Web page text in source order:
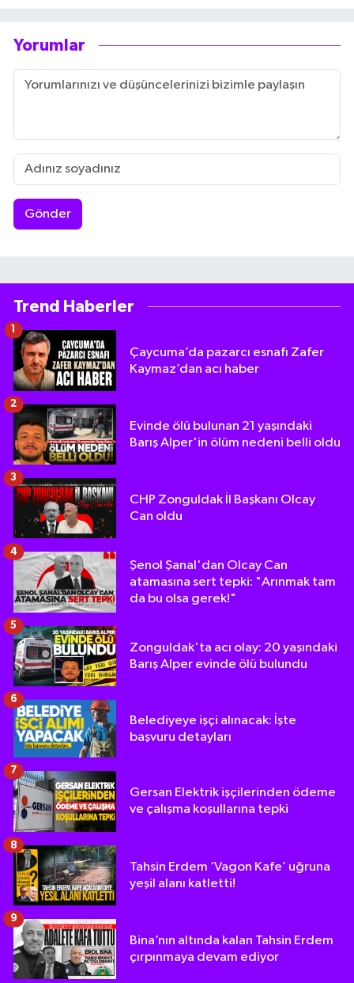
Yorumlar
Gönder
Trend Haberler
Çaycuma’da pazarcı esnafı Zafer
Kaymaz’dan acı haber
Evinde ölü bulunan 21 yaşındaki
Barış Alper'in ölüm nedeni belli oldu
2
CHP Zonguldak İl Başkanı Olcay
Can oldu
3
Şenol Şanal'dan Olcay Can
atamasına sert tepki: "Arınmak tam
da bu olsa gerek!"
4
Zonguldak'ta acı olay: 20 yaşındaki
Barış Alper evinde ölü bulundu
5
Belediyeye işçi alınacak: İşte
başvuru detayları
6
Gersan Elektrik işçilerinden ödeme
ve çalışma koşullarına tepki
7
Tahsin Erdem ‘Vagon Kafe’ uğruna
yeşil alanı katletti!
8
Bina’nın altında kalan Tahsin Erdem
çırpınmaya devam ediyor
9